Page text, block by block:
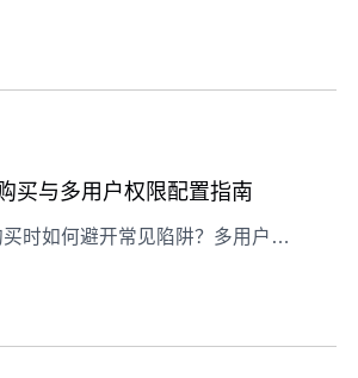
买与多用户权限配置指南
VPS服务器购买时如何避开常见陷阱？多用户权限配置有哪些关键步骤？本文结合团队协作场景，详解选购要点与权限管理技巧，助你高效搭建安全协作环境。